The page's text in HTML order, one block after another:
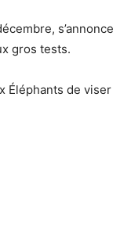
s’annonce
gros tests.
Éléphants de viser